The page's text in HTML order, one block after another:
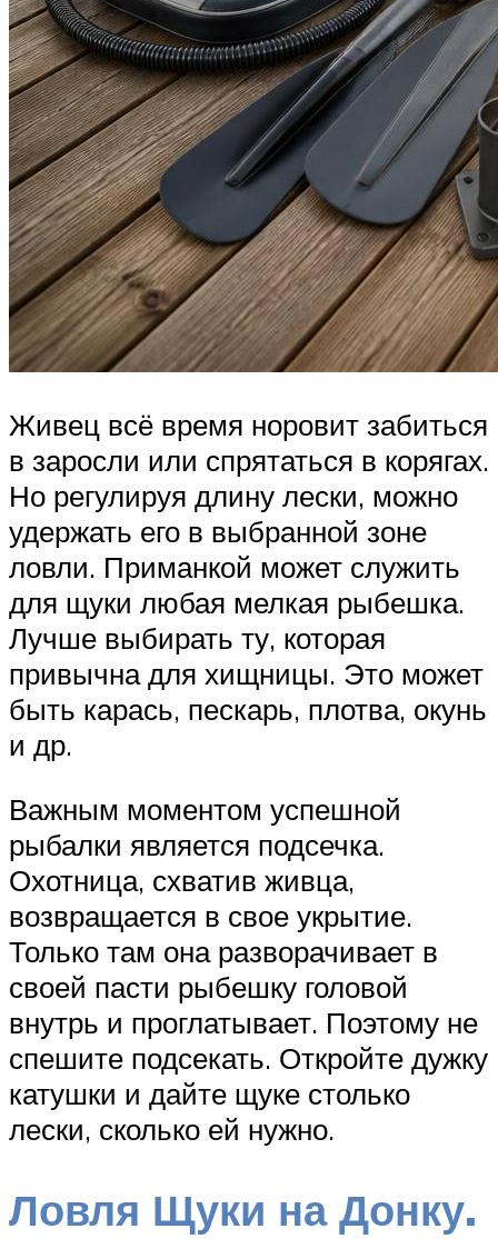
Живец всё время норовит забиться
в заросли или спрятаться в корягах.
Но регулируя длину лески, можно
удержать его в выбранной зоне
ловли. Приманкой может служить
для щуки любая мелкая рыбешка.
Лучше выбирать ту, которая
привычна для хищницы. Это может
быть карась, пескарь, плотва, окунь
и др.
Важным моментом успешной
рыбалки является подсечка.
Охотница, схватив живца,
возвращается в свое укрытие.
Только там она разворачивает в
своей пасти рыбешку головой
внутрь и проглатывает. Поэтому не
спешите подсекать. Откройте дужку
катушки и дайте щуке столько
лески, сколько ей нужно.
Ловля Щуки на Донку.